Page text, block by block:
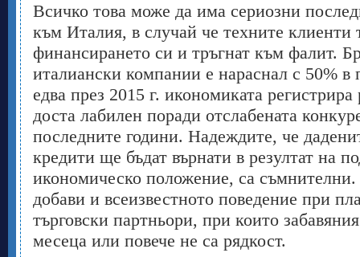
Всичко това може да има сериозни
към Италия, в случай че техните клиенти
финансирането си и тръгнат към фалит.
италиански компании е нараснал с 50% в
едва през 2015 г. икономиката регистрира
доста лабилен поради отслабената
последните години. Надеждите, че
кредити ще бъдат върнати в резултат на
икономическо положение, са
добави и всеизвестното поведение при
търговски партньори, при които
месеца или повече не са рядкост.